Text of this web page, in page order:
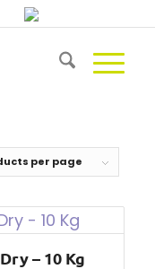
per page
– 10 Kg